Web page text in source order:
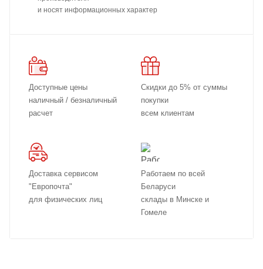
и носят информационных характер
Доступные цены
наличный / безналичный
расчет
Скидки до 5% от суммы
покупки
всем клиентам
Доставка сервисом
"Европочта"
для физических лиц
Работаем по всей
Беларуси
склады в Минске и
Гомеле